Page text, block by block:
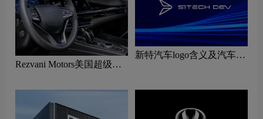
Rezvani Motors美国超级跑
新特汽车logo含义及汽车品